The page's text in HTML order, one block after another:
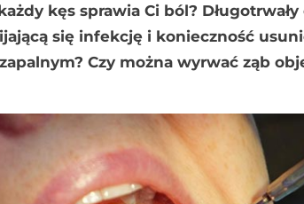
kęs sprawia Ci ból?
się infekcję i konieczność
Czy można wyrwać ząb